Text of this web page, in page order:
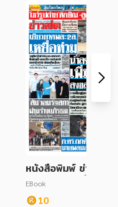
หนังสือพิมพ์ ข่าวสด (
ยวัน) ฉบับวันที่ 28 พ
จิกายน 2568
EBook
10